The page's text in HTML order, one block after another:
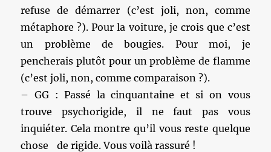
refuse de démarrer (c’est joli, non, comme
métaphore ?). Pour la voiture, je crois que c’est
un problème de bougies. Pour moi, je
pencherais plutôt pour un problème de flamme
(c’est joli, non, comme comparaison ?).
– GG : Passé la cinquantaine et si on vous
trouve psychorigide, il ne faut pas vous
inquiéter. Cela montre qu’il vous reste quelque
chose de rigide. Vous voilà rassuré !